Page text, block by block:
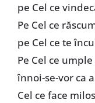
pe Cel ce
Pe Cel ce
pe Cel ce te
Pe Cel ce
înnoi-se-vor ca
Cel ce face